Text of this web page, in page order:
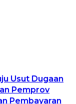
Usut Dugaan
Pemprov
Pembayaran